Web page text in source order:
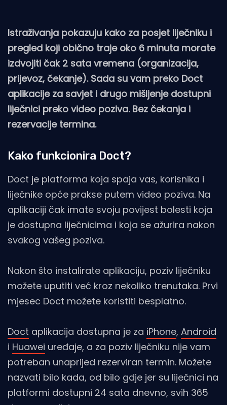
Istraživanja pokazuju kako za posjet liječniku i
pregled koji obično traje oko 6 minuta morate
izdvojiti čak 2 sata vremena (organizacija,
prijevoz, čekanje). Sada su vam preko Doct
aplikacije za savjet i drugo mišljenje dostupni
liječnici preko video poziva. Bez čekanja i
rezervacije termina.
Kako funkcionira Doct?
Doct je platforma koja spaja vas, korisnika i
liječnike opće prakse putem video poziva. Na
aplikaciji čak imate svoju povijest bolesti koja
je dostupna liječnicima i koja se ažurira nakon
svakog vašeg poziva.
Nakon što instalirate aplikaciju, poziv liječniku
možete uputiti već kroz nekoliko trenutaka. Prvi
mjesec Doct možete koristiti besplatno.
Doct aplikacija dostupna je za iPhone, Android
i Huawei uređaje, a za poziv liječniku nije vam
potreban unaprijed rezerviran termin. Možete
nazvati bilo kada, od bilo gdje jer su liječnici na
platformi dostupni 24 sata dnevno, svih 365